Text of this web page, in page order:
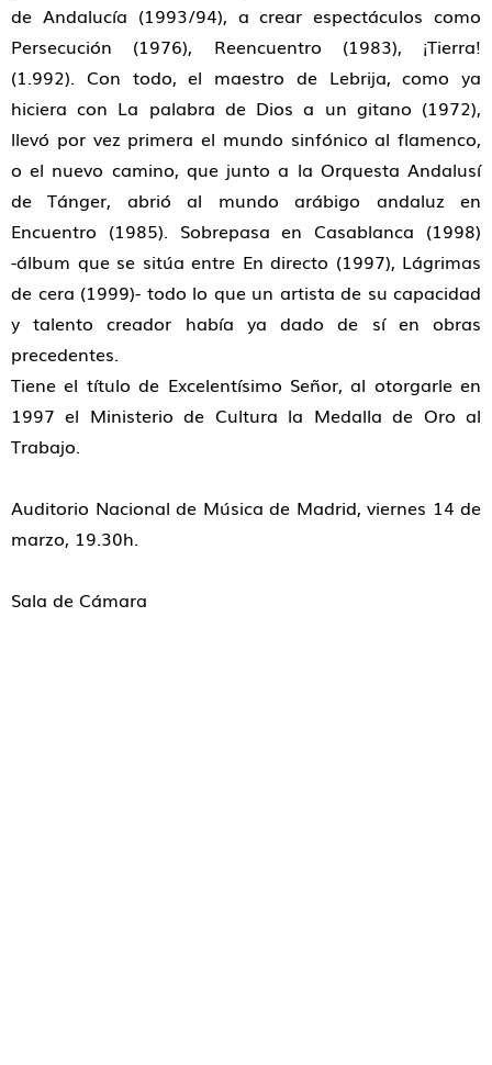
de Andalucía (1993/94), a crear espectáculos como
Persecución (1976), Reencuentro (1983), ¡Tierra!
(1.992). Con todo, el maestro de Lebrija, como ya
hiciera con La palabra de Dios a un gitano (1972),
llevó por vez primera el mundo sinfónico al flamenco,
o el nuevo camino, que junto a la Orquesta Andalusí
de Tánger, abrió al mundo arábigo andaluz en
Encuentro (1985). Sobrepasa en Casablanca (1998)
-álbum que se sitúa entre En directo (1997), Lágrimas
de cera (1999)- todo lo que un artista de su capacidad
y talento creador había ya dado de sí en obras
precedentes.
Tiene el título de Excelentísimo Señor, al otorgarle en
1997 el Ministerio de Cultura la Medalla de Oro al
Trabajo.
Auditorio Nacional de Música de Madrid, viernes 14 de
marzo, 19.30h.
Sala de Cámara